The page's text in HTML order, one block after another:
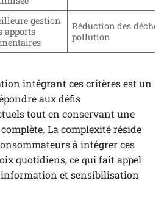
gestion
apports
Réduction des
pollution
intégrant ces critères est un
aux défis
tout en conservant une
La complexité réside
à intégrer ces
quotidiens, ce qui fait appel
et sensibilisation